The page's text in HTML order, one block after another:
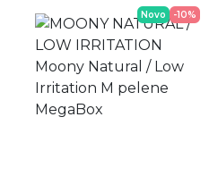
Novo -10%